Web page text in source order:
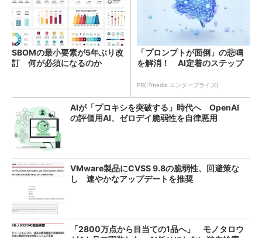
SBOMの最小要素が5年ぶり改
訂 何が必須になるのか
「プロンプトが面倒」の悲鳴
を解消！ AI定着のステップ
PR(ITmedia エンタープライズ)
AIが「プロキシを突破する」時代へ OpenAI
の評価用AI、ゼロデイ脆弱性を自律悪用
VMware製品にCVSS 9.8の脆弱性、回避策な
し 速やかなアップデートを推奨
「2800万点から目当ての1品へ」 モノタロウ